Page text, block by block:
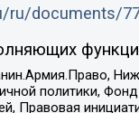
ru/documents/
политики,
Правовая